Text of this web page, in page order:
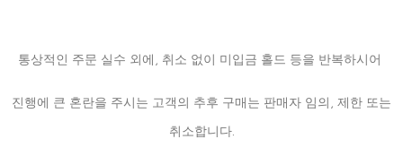
통상적인 주문 실수 외에, 취소 없이 미입금 홀드 등을 반복하시어
진행에 큰 혼란을 주시는 고객의 추후 구매는 판매자 임의, 제한 또는
취소합니다.